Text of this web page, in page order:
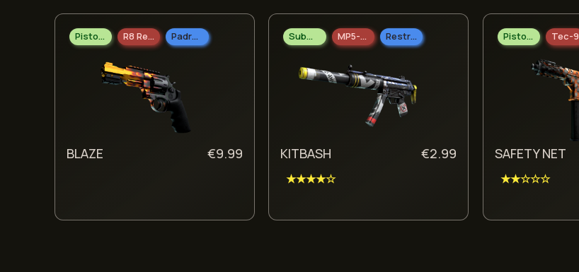
Pistolas R8 Revolver Padrão Militar
BLAZE €9.99
Submetralhadoras MP5-SD Restrito
KITBASH €2.99
★★★★☆
Pistolas Tec-9
SAFETY NET
★★☆☆☆